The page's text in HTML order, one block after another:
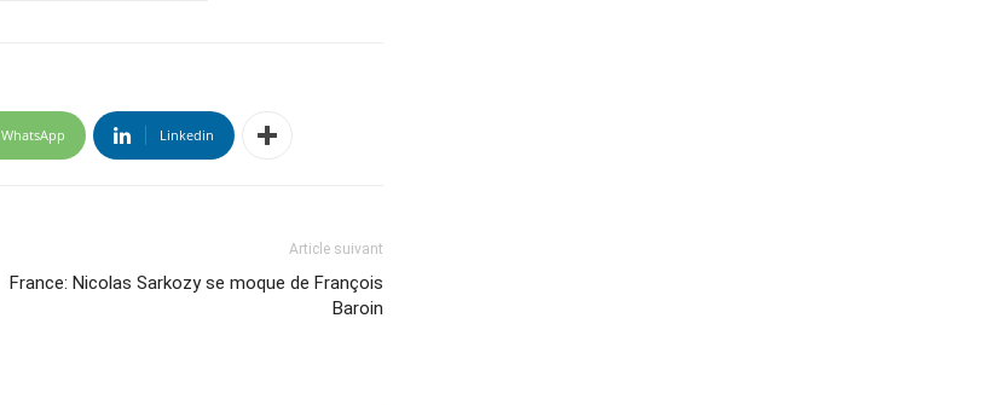
WhatsApp Linkedin
Article suivant
France: Nicolas Sarkozy se moque de François
Baroin